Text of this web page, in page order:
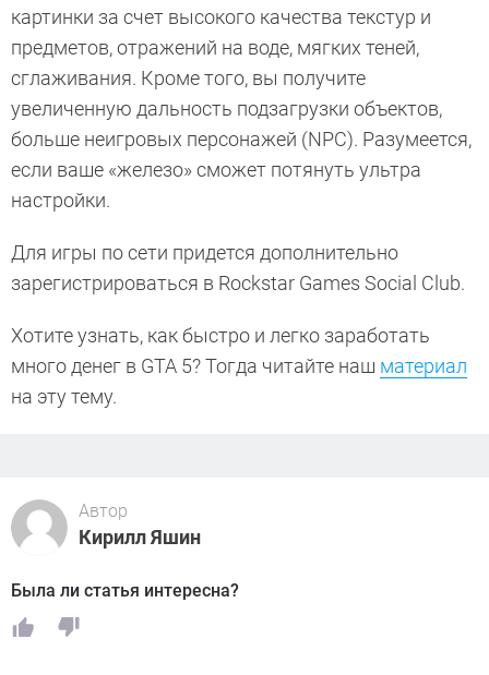
картинки за счет высокого качества текстур и
предметов, отражений на воде, мягких теней,
сглаживания. Кроме того, вы получите
увеличенную дальность подзагрузки объектов,
больше неигровых персонажей (NPC). Разумеется,
если ваше «железо» сможет потянуть ультра
настройки.
Для игры по сети придется дополнительно
зарегистрироваться в Rockstar Games Social Club.
Хотите узнать, как быстро и легко заработать
много денег в GTA 5? Тогда читайте наш материал
на эту тему.
Автор
Кирилл Яшин
Была ли статья интересна?